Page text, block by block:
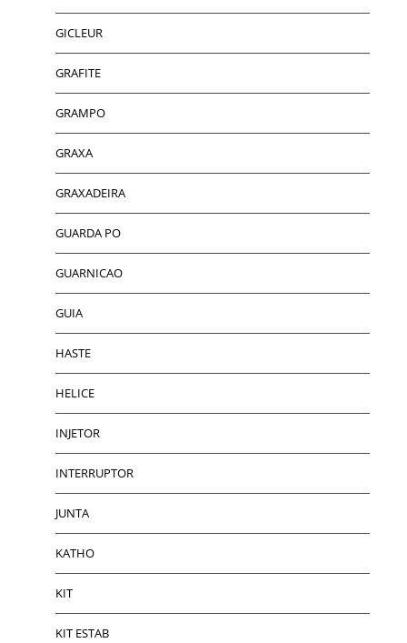
GICLEUR
GRAFITE
GRAMPO
GRAXA
GRAXADEIRA
GUARDA PO
GUARNICAO
GUIA
HASTE
HELICE
INJETOR
INTERRUPTOR
JUNTA
KATHO
KIT
KIT ESTAB